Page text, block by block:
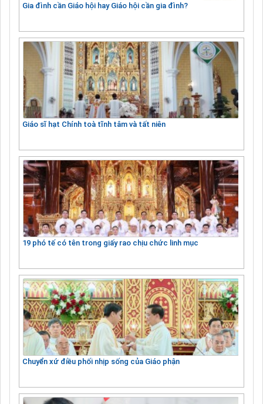
Gia đình cần Giáo hội hay Giáo hội cần gia đình?
Giáo sĩ hạt Chính toà tĩnh tâm và tất niên
19 phó tế có tên trong giấy rao chịu chức linh mục
Chuyển xứ điều phối nhịp sống của Giáo phận